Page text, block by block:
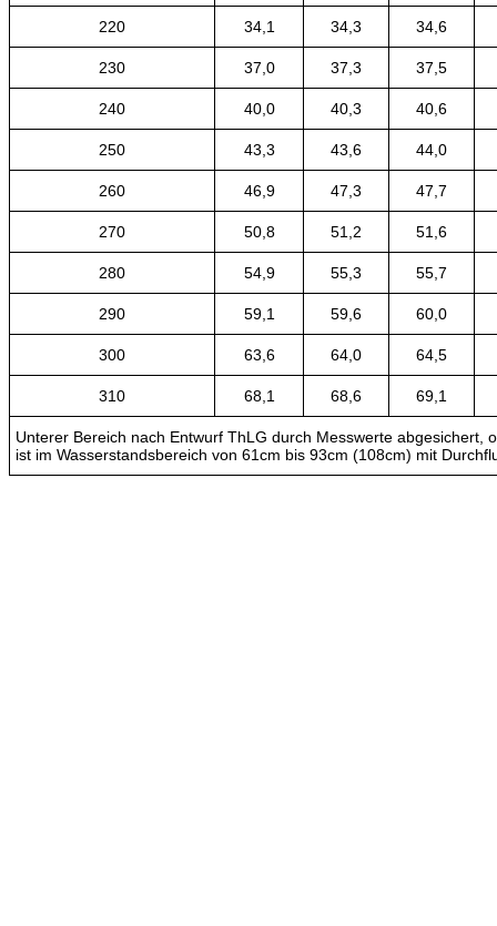
220 34,1 34,3 34,6
230 37,0 37,3 37,5
240 40,0 40,3 40,6
250 43,3 43,6 44,0
260 46,9 47,3 47,7
270 50,8 51,2 51,6
280 54,9 55,3 55,7
290 59,1 59,6 60,0
300 63,6 64,0 64,5
310 68,1 68,6 69,1
Unterer Bereich nach Entwurf ThLG durch Messwerte
ist im Wasserstandsbereich von 61cm bis 93cm (108cm) mit